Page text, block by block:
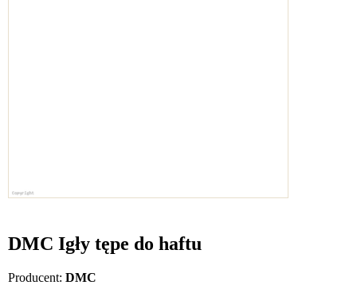
DMC Igły tępe do haftu
Producent: DMC